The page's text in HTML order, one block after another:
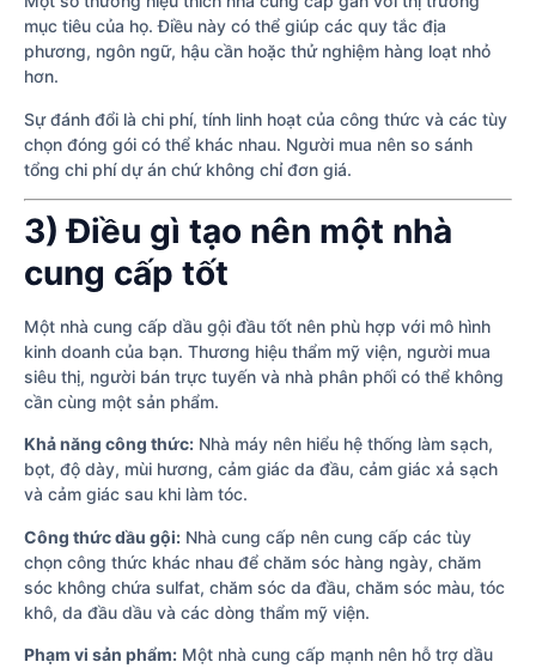
mục tiêu của họ. Điều này có thể giúp các quy tắc địa
phương, ngôn ngữ, hậu cần hoặc thử nghiệm hàng loạt nhỏ
hơn.
Sự đánh đổi là chi phí, tính linh hoạt của công thức và các tùy
chọn đóng gói có thể khác nhau. Người mua nên so sánh
tổng chi phí dự án chứ không chỉ đơn giá.
3) Điều gì tạo nên một nhà
cung cấp tốt
Một nhà cung cấp dầu gội đầu tốt nên phù hợp với mô hình
kinh doanh của bạn. Thương hiệu thẩm mỹ viện, người mua
siêu thị, người bán trực tuyến và nhà phân phối có thể không
cần cùng một sản phẩm.
Khả năng công thức: Nhà máy nên hiểu hệ thống làm sạch,
bọt, độ dày, mùi hương, cảm giác da đầu, cảm giác xả sạch
và cảm giác sau khi làm tóc.
Công thức dầu gội: Nhà cung cấp nên cung cấp các tùy
chọn công thức khác nhau để chăm sóc hàng ngày, chăm
sóc không chứa sulfat, chăm sóc da đầu, chăm sóc màu, tóc
khô, da đầu dầu và các dòng thẩm mỹ viện.
Phạm vi sản phẩm: Một nhà cung cấp mạnh nên hỗ trợ dầu